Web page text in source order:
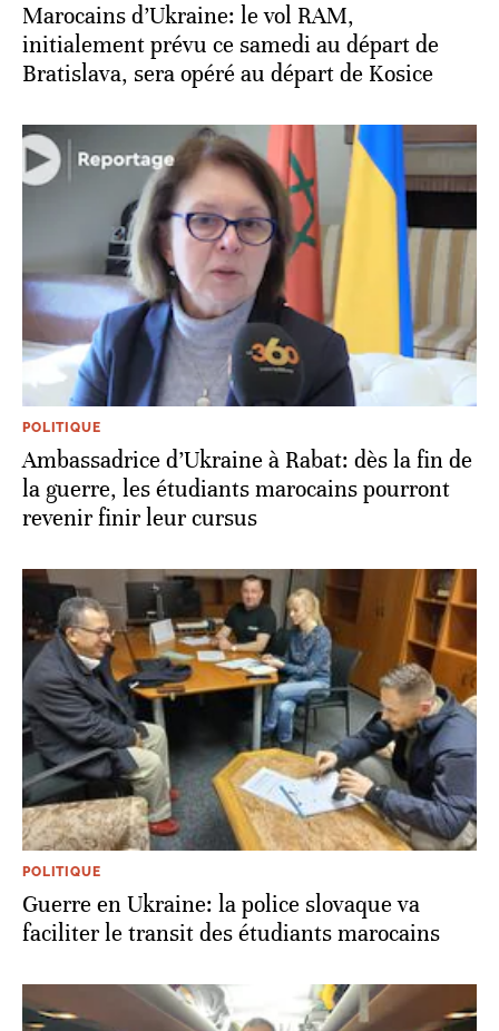
Marocains d’Ukraine: le vol RAM,
initialement prévu ce samedi au départ de
Bratislava, sera opéré au départ de Kosice
POLITIQUE
Ambassadrice d’Ukraine à Rabat: dès la fin de
la guerre, les étudiants marocains pourront
revenir finir leur cursus
POLITIQUE
Guerre en Ukraine: la police slovaque va
faciliter le transit des étudiants marocains